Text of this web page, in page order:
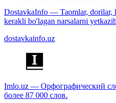
DostavkaInfo — Taomlar, dorilar,
kerakli bo'lagan narsalarni
dostavkainfo.uz
Imlo.uz — Орфографический
более 87 000 слов.